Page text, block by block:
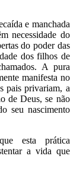
e manchada
necessidade do
do poder das
dos filhos de
A pura
manifesta no
pais privariam, a
de Deus, se não
seu nascimento
esta prática
a vida que